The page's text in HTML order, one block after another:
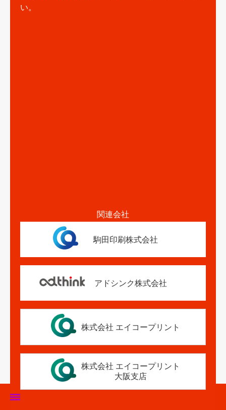
い。
関連会社
駒田印刷株式会社
アドシンク株式会社
株式会社 エイコープリント
株式会社 エイコープリント
大阪支店